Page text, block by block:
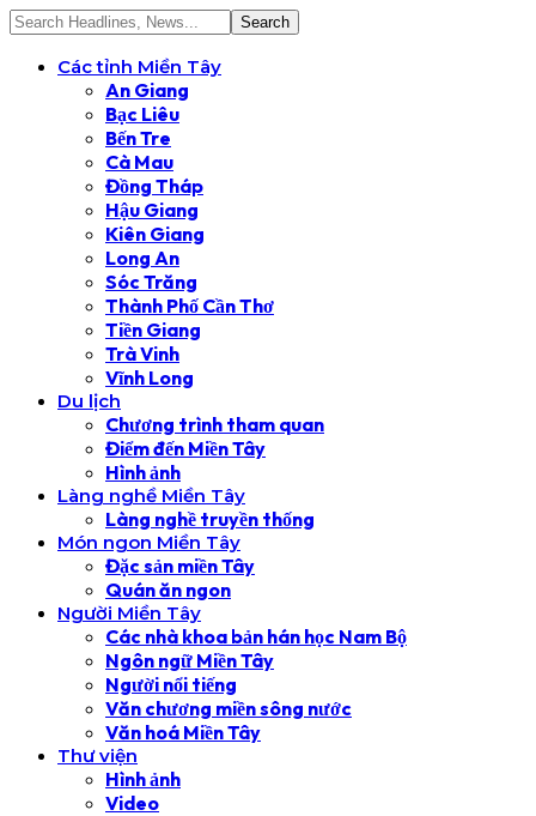
Các tỉnh Miền Tây
An Giang
Bạc Liêu
Bến Tre
Cà Mau
Đồng Tháp
Hậu Giang
Kiên Giang
Long An
Sóc Trăng
Thành Phố Cần Thơ
Tiền Giang
Trà Vinh
Vĩnh Long
Du lịch
Chương trình tham quan
Điểm đến Miền Tây
Hình ảnh
Làng nghề Miền Tây
Làng nghề truyền thống
Món ngon Miền Tây
Đặc sản miền Tây
Quán ăn ngon
Người Miền Tây
Các nhà khoa bản hán học Nam Bộ
Ngôn ngữ Miền Tây
Người nổi tiếng
Văn chương miền sông nước
Văn hoá Miền Tây
Thư viện
Hình ảnh
Video